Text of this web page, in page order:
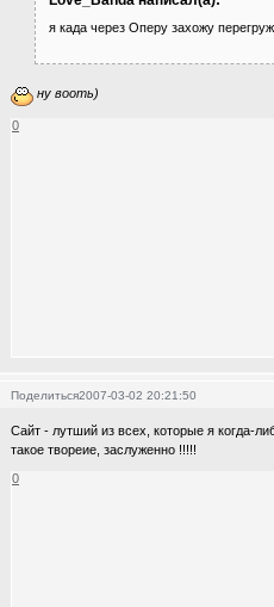
я када через Оперу захожу
ну вооть)
0
Поделиться2007-03-02 20:21:50
Сайт - лутший из всех, которые я когда-
такое твореие, заслуженно !!!!!
0